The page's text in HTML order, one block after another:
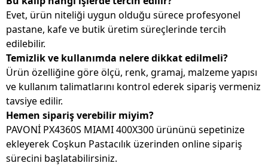
Evet, ürün niteliği uygun olduğu sürece profesyonel
pastane, kafe ve butik üretim süreçlerinde tercih
edilebilir.
Temizlik ve kullanımda nelere dikkat edilmeli?
Ürün özelliğine göre ölçü, renk, gramaj, malzeme yapısı
ve kullanım talimatlarını kontrol ederek sipariş vermeniz
tavsiye edilir.
Hemen sipariş verebilir miyim?
PAVONİ PX4360S MIAMI 400X300 ürününü sepetinize
ekleyerek Coşkun Pastacılık üzerinden online sipariş
sürecini başlatabilirsiniz.